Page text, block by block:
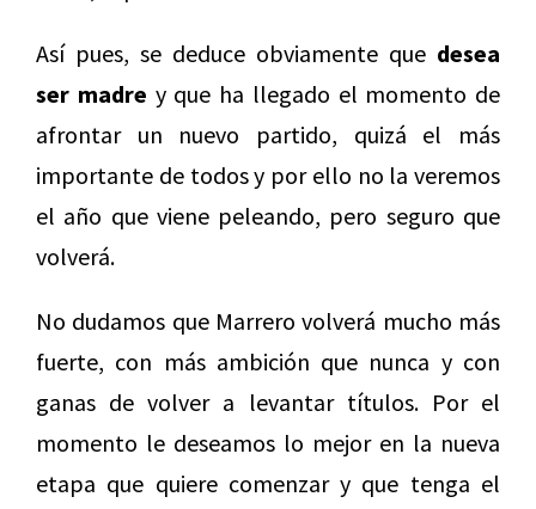
Así pues, se deduce obviamente que desea
ser madre y que ha llegado el momento de
afrontar un nuevo partido, quizá el más
importante de todos y por ello no la veremos
el año que viene peleando, pero seguro que
volverá.
No dudamos que Marrero volverá mucho más
fuerte, con más ambición que nunca y con
ganas de volver a levantar títulos. Por el
momento le deseamos lo mejor en la nueva
etapa que quiere comenzar y que tenga el